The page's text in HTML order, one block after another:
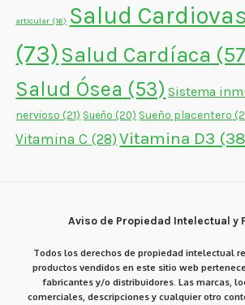
articular (16) Salud
(73)Salud Cardíaca
Salud Ósea (53) Sistema
nervioso (21) Sueño (20) Sueño placentero
Vitamina C (28) Vitamina D3
Aviso de Propiedad Intelectual y
Todos los derechos de propiedad intelectual
productos vendidos en este sitio web
fabricantes y/o distribuidores. Las marcas,
comerciales, descripciones y cualquier otro